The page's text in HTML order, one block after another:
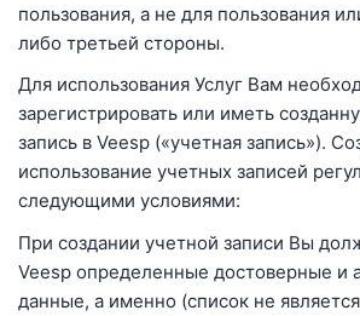
пользования, а не для пользования
либо третьей стороны.
Для использования Услуг Вам
зарегистрировать или иметь
запись в Veesp («учетная запись»).
использование учетных записей
следующими условиями:
При создании учетной записи Вы
Veesp определенные достоверные и
данные, а именно (список не является